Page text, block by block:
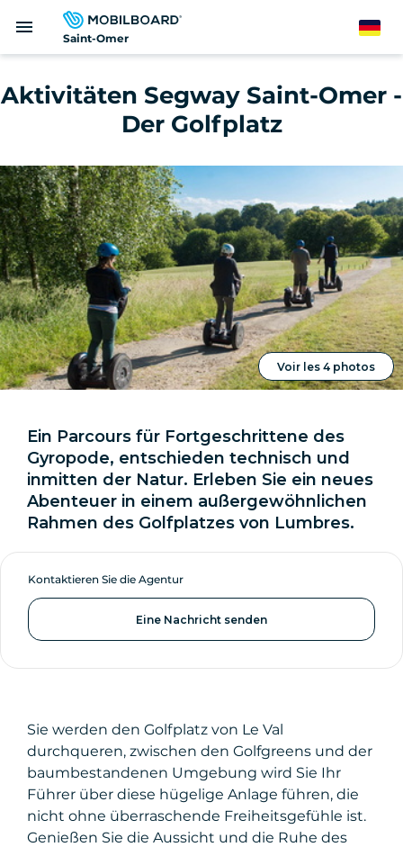
zum
Saint-Omer
menu German
Aktivitäten Segway Saint-Omer -
Der Golfplatz
Voir les 4 photos
Ein Parcours für Fortgeschrittene des
Gyropode, entschieden technisch und
inmitten der Natur. Erleben Sie ein neues
Abenteuer in einem außergewöhnlichen
Rahmen des Golfplatzes von Lumbres.
Kontaktieren Sie die Agentur
Eine Nachricht senden
Sie werden den Golfplatz von Le Val
durchqueren, zwischen den Golfgreens und der
baumbestandenen Umgebung wird Sie Ihr
Führer über diese hügelige Anlage führen, die
nicht ohne überraschende Freiheitsgefühle ist.
Genießen Sie die Aussicht und die Ruhe des